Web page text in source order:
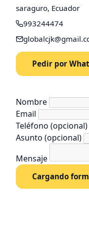
saraguro, Ecuador
993244474
Pedir por
Nombre
Email
Teléfono (opcional)
Asunto (opcional)
Mensaje
Cargando